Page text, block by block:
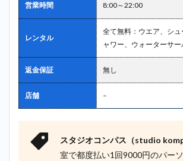
営業時間 8:00～22:00
レンタル
全て無料：ウエア、シ
ャワー、ウォーターサー
返金保証 無し
店舗 –
スタジオコンパス（studio
室で都度払い1回9000円のパー